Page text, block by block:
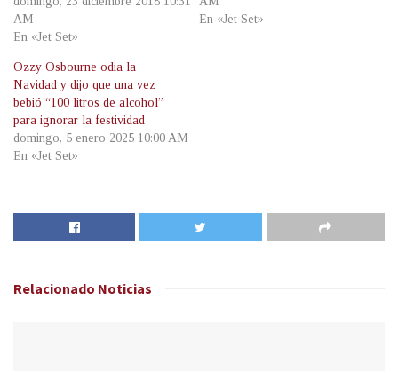
AM
En «Jet Set»
En «Jet Set»
Ozzy Osbourne odia la
Navidad y dijo que una vez
bebió “100 litros de alcohol”
para ignorar la festividad
domingo, 5 enero 2025 10:00 AM
En «Jet Set»
Relacionado Noticias